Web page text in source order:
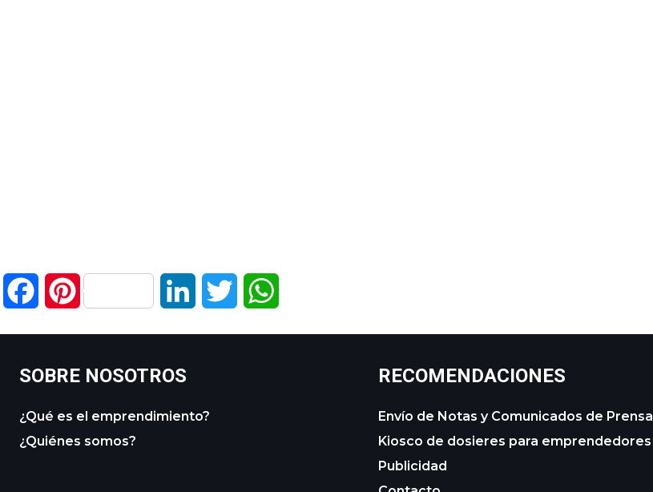
FacebookPinterest LinkedIn Twitter
SOBRE NOSOTROS
¿Qué es el emprendimiento?
¿Quiénes somos?
RECOMENDACIONES
Envío de Notas y Comunicados de Prensa
Kiosco de dosieres para emprendedores
Publicidad